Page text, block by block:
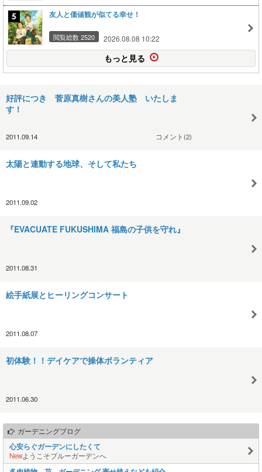
友人と価値観が似てる幸せ！
閲覧総数 2520 2026.08.08 10:22
もっと見る
好評につき 菅原真樹さんの美人塾 いたしま
す！
2011.09.14 コメント(2)
太陽と連動する地球、そして私たち
2011.09.02
『EVACUATE FUKUSHIMA 福島の子供を守れ』
2011.08.31
絵手紙展とヒーリングコンサート
2011.08.07
初体験！！デイケアで操体ボランティア
2011.06.30
ガーデニングブログ
心安らぐガーデンにしたくて
Newようこそブルーガーデンへ